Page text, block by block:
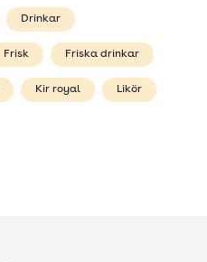
Drinkar
Frisk Friska drinkar
Kir royal Likör